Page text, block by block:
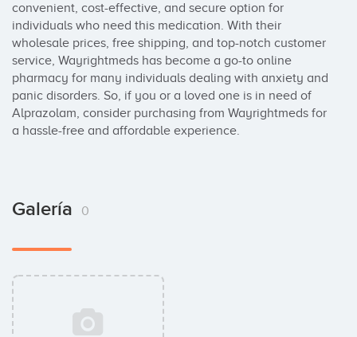
convenient, cost-effective, and secure option for
individuals who need this medication. With their
wholesale prices, free shipping, and top-notch customer
service, Wayrightmeds has become a go-to online
pharmacy for many individuals dealing with anxiety and
panic disorders. So, if you or a loved one is in need of
Alprazolam, consider purchasing from Wayrightmeds for
a hassle-free and affordable experience.
Galería 0